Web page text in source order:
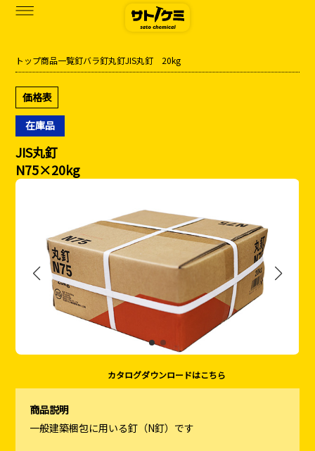
サトケミって？
お知らせ
お問い合わせ
アクセス
トップ商品一覧釘バラ釘丸釘JIS丸釘 20kg
価格表
在庫品
JIS丸釘
N75×20kg
カタログダウンロードはこちら
商品説明
一般建築梱包に用いる釘（N釘）です